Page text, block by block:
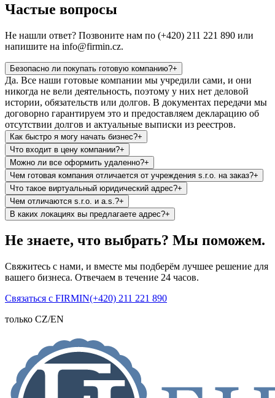
Частые вопросы
Не нашли ответ? Позвоните нам по (+420) 211 221 890 или
напишите на info@firmin.cz.
Безопасно ли покупать готовую компанию?+
Да. Все наши готовые компании мы учредили сами, и они
никогда не вели деятельность, поэтому у них нет деловой
истории, обязательств или долгов. В документах передачи мы
договорно гарантируем это и предоставляем декларацию об
отсутствии долгов и актуальные выписки из реестров.
Как быстро я могу начать бизнес?+
Что входит в цену компании?+
Можно ли все оформить удаленно?+
Чем готовая компания отличается от учреждения s.r.o. на заказ?+
Что такое виртуальный юридический адрес?+
Чем отличаются s.r.o. и a.s.?+
В каких локациях вы предлагаете адрес?+
Не знаете, что выбрать? Мы поможем.
Свяжитесь с нами, и вместе мы подберём лучшее решение для
вашего бизнеса. Отвечаем в течение 24 часов.
Связаться с FIRMIN(+420) 211 221 890
только CZ/EN